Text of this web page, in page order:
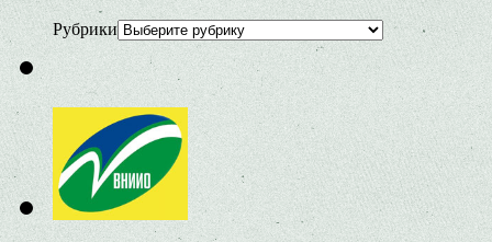
Рубрики